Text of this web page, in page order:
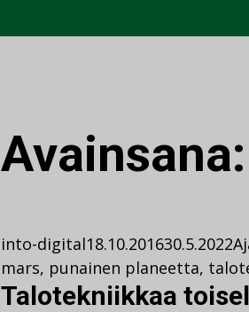
into-digital18.10.201630.5.2022
mars, punainen planeetta,
Talotekniikkaa